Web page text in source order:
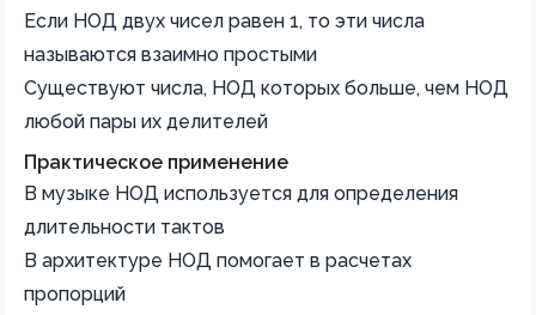
Если НОД двух чисел равен 1, то эти числа
называются взаимно простыми
Существуют числа, НОД которых больше, чем НОД
любой пары их делителей
Практическое применение
В музыке НОД используется для определения
длительности тактов
В архитектуре НОД помогает в расчетах
пропорций